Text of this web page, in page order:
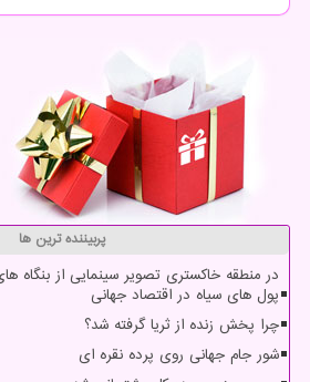
پربیننده ترین ها
در منطقه خاکستری تصویر سینمایی از بنگاه
پول های سیاه در اقتصاد جهانی
چرا پخش زنده از ثریا گرفته شد؟
شور جام جهانی روی پرده نقره ای